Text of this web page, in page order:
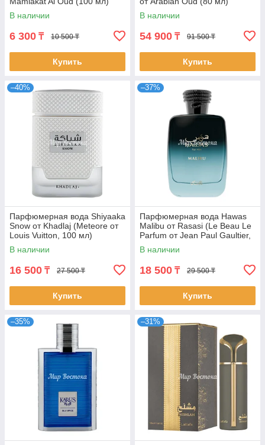
В наличии
6 300 ₸ 10 500 ₸
Купить
В наличии
54 900 ₸ 91 500 ₸
Купить
–40%
Парфюмерная вода Shiyaaka
Snow от Khadlaj (Meteore от
Louis Vuitton, 100 мл)
В наличии
16 500 ₸ 27 500 ₸
Купить
–37%
Парфюмерная вода Hawas
Malibu от Rasasi (Le Beau Le
Parfum от Jean Paul Gaultier,
100 мл)
В наличии
18 500 ₸ 29 500 ₸
Купить
–35% –31%